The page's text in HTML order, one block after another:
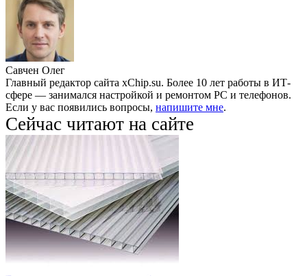
Савчен Олег
Главный редактор сайта xChip.su. Более 10 лет работы в ИТ-
сфере — занимался настройкой и ремонтом PC и телефонов.
Если у вас появились вопросы, напишите мне.
Сейчас читают на сайте